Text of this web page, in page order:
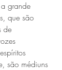
grande
que são
de
são médiuns